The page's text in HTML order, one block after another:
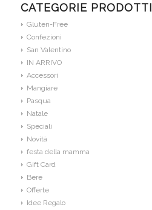
CATEGORIE PRODOTTI
Gluten-Free
Confezioni
San Valentino
IN ARRIVO
Accessori
Mangiare
Pasqua
Natale
Speciali
Novità
festa della mamma
Gift Card
Bere
Offerte
Idee Regalo